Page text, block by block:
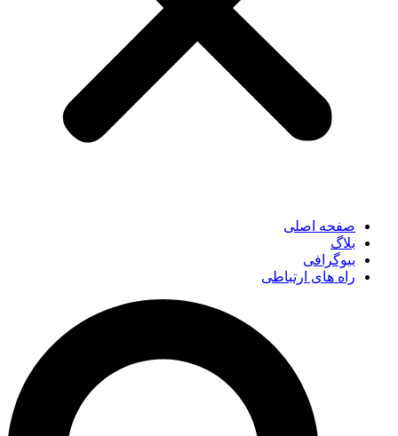
صفحه اصلی
بلاگ
بیوگرافی
راه های ارتباطی